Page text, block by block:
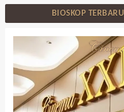
BIOSKOP TERBARU